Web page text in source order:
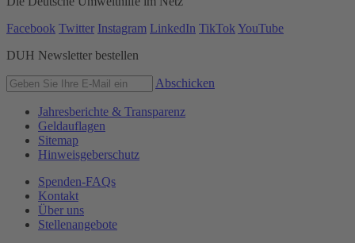
Facebook Twitter Instagram LinkedIn TikTok YouTube
DUH Newsletter bestellen
Abschicken
Jahresberichte & Transparenz
Geldauflagen
Sitemap
Hinweisgeberschutz
Spenden-FAQs
Kontakt
Über uns
Stellenangebote